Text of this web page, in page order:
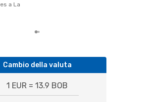
Cambio della valuta
1 EUR = 13.9 BOB